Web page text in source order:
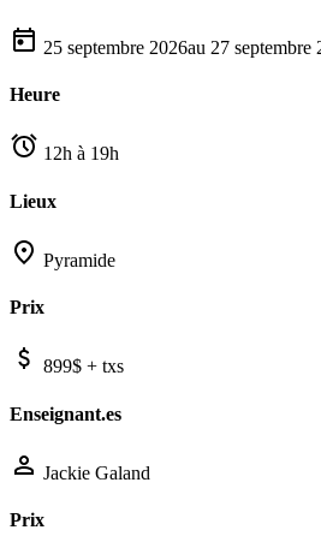
25 septembre 2026au 27 septembre
Heure
12h à 19h
Lieux
Pyramide
Prix
899$ + txs
Enseignant.es
Jackie Galand
Prix